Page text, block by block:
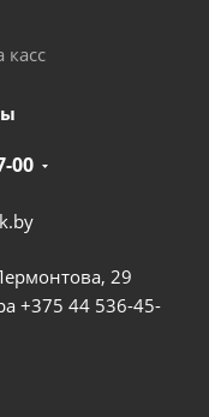
00
29
+375 44 536-45-